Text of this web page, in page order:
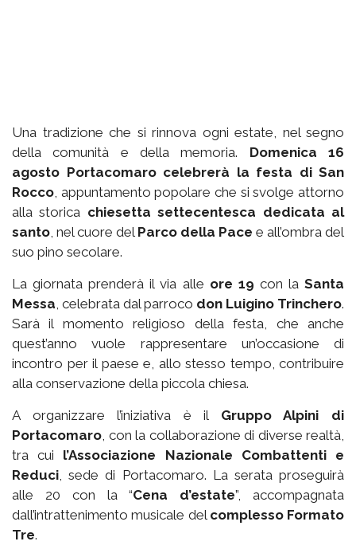
Una tradizione che si rinnova ogni estate, nel segno
della comunità e della memoria. Domenica 16
agosto Portacomaro celebrerà la festa di San
Rocco , appuntamento popolare che si svolge attorno
alla storica chiesetta settecentesca dedicata al
santo , nel cuore del Parco della Pace e all’ombra del
suo pino secolare.
La giornata prenderà il via alle ore 19 con laSanta
Messa , celebrata dal parroco don Luigino Trinchero.
Sarà il momento religioso della festa, che anche
quest’anno vuole rappresentare un’occasione di
incontro per il paese e, allo stesso tempo, contribuire
alla conservazione della piccola chiesa.
A organizzare l’iniziativa è il Gruppo Alpini di
Portacomaro , con la collaborazione di diverse realtà,
tra cui l’Associazione Nazionale Combattenti e
Reduci , sede di Portacomaro. La serata proseguirà
alle 20 con la “Cena d’estate”, accompagnata
dall’intrattenimento musicale del complesso Formato
Tre.